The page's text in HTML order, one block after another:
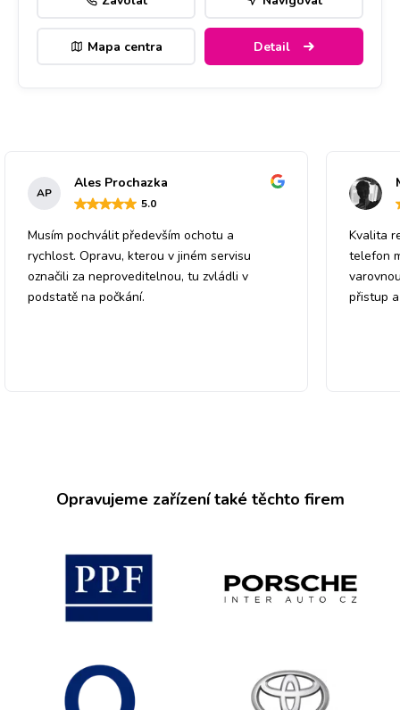
Mapa centra Detail
AP
Ales Prochazka
5.0
Musím pochválit především ochotu a
rychlost. Opravu, kterou v jiném servisu
označili za neproveditelnou, tu zvládli v
podstatě na počkání.
Kvalita
telefon
přistup
Opravujeme zařízení také těchto firem